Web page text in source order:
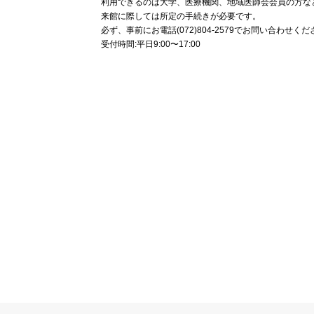
利用できるのは大学、医療機関、地域医師会会員の方な
来館に際しては所定の手続きが必要です。
必ず、事前にお電話(072)804-2579でお問い合わせくだ
受付時間:平日9:00〜17:00